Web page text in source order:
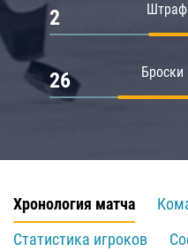
2
Броски
26
Хронология матча
Статистика игроков